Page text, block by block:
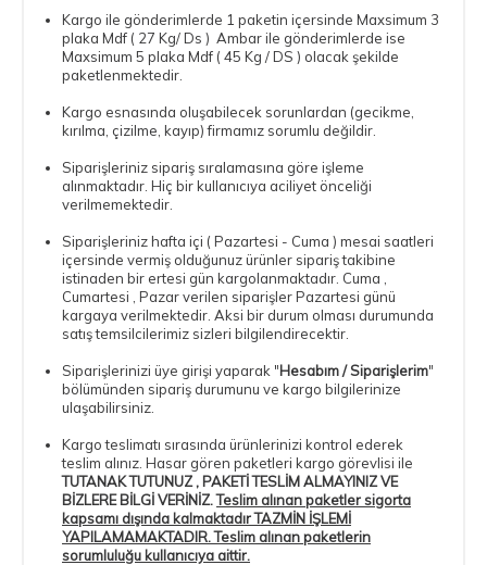
Kargo ile gönderimlerde 1 paketin içersinde Maxsimum 3
plaka Mdf ( 27 Kg/ Ds ) Ambar ile gönderimlerde ise
Maxsimum 5 plaka Mdf ( 45 Kg / DS ) olacak şekilde
paketlenmektedir.
Kargo esnasında oluşabilecek sorunlardan (gecikme,
kırılma, çizilme, kayıp) firmamız sorumlu değildir.
Siparişleriniz sipariş sıralamasına göre işleme
alınmaktadır. Hiç bir kullanıcıya aciliyet önceliği
verilmemektedir.
Siparişleriniz hafta içi ( Pazartesi - Cuma ) mesai saatleri
içersinde vermiş olduğunuz ürünler sipariş takibine
istinaden bir ertesi gün kargolanmaktadır. Cuma ,
Cumartesi , Pazar verilen siparişler Pazartesi günü
kargaya verilmektedir. Aksi bir durum olması durumunda
satış temsilcilerimiz sizleri bilgilendirecektir.
Siparişlerinizi üye girişi yaparak "Hesabım / Siparişlerim"
bölümünden sipariş durumunu ve kargo bilgilerinize
ulaşabilirsiniz.
Kargo teslimatı sırasında ürünlerinizi kontrol ederek
teslim alınız. Hasar gören paketleri kargo görevlisi ile
TUTANAK TUTUNUZ , PAKETİ TESLİM ALMAYINIZ VE
BİZLERE BİLGİ VERİNİZ.Teslim alınan paketler sigorta
kapsamı dışında kalmaktadır TAZMİN İŞLEMİ
YAPILAMAMAKTADIR. Teslim alınan paketlerin
sorumluluğu kullanıcıya aittir.